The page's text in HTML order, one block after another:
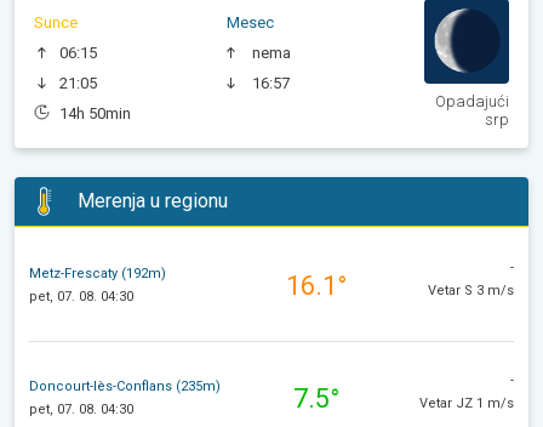
Sunce
06:15
21:05
14h 50min
Mesec
nema
16:57
Opadajući
srp
Merenja u regionu
Metz-Frescaty (192m)
pet, 07. 08. 04:30
16.1°
-
Vetar S 3 m/s
Doncourt-lès-Conflans (235m)
pet, 07. 08. 04:30
7.5°
-
Vetar JZ 1 m/s